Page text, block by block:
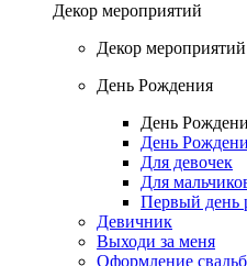
Декор мероприятий
Декор мероприятий
День Рождения
День
День
Для девочек
Для
Первый день
Девичник
Выходи за меня
Оформление